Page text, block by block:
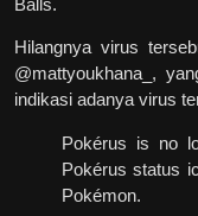
Balls.
Hilangnya virus
@mattyoukhana_,
indikasi adanya virus
Pokérus is no
Pokérus status
Pokémon.